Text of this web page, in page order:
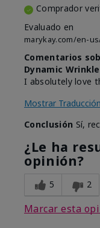
Comprador
Evaluado en
marykay.com/en-
Comentarios
Dynamic
I absolutely love
Mostrar Traducción
Conclusión Sí,
¿Le ha
opinión?
5 2
Marcar esta